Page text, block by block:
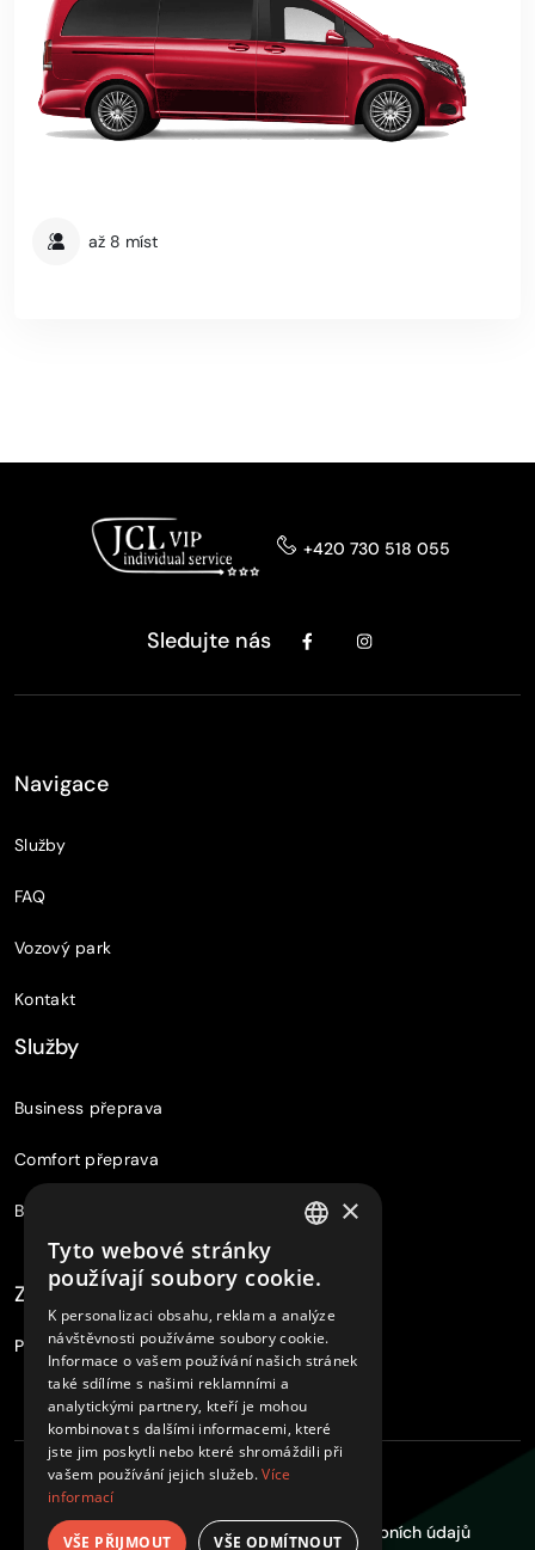
až 8 míst
+420 730 518 055
Sledujte nás
Navigace
Služby
FAQ
Vozový park
Kontakt
Služby
Business přeprava
Comfort přeprava
Basic přeprava
Zážitky
Připravujeme...
Obchodní podmínky
Zpracování osobních údajů
×
Tyto webové stránky
používají soubory cookie.
K personalizaci obsahu, reklam a analýze
návštěvnosti používáme soubory cookie.
Informace o vašem používání našich stránek
také sdílíme s našimi reklamními a
analytickými partnery, kteří je mohou
kombinovat s dalšími informacemi, které
jste jim poskytli nebo které shromáždili při
vašem používání jejich služeb.Více
informací
VŠE PŘIJMOUT VŠE ODMÍTNOUT